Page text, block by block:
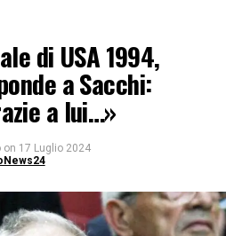
di USA 1994,
a Sacchi:
a lui…»
on 17 Luglio 2024